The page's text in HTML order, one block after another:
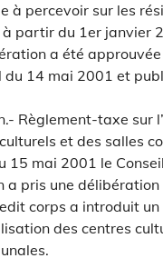
à percevoir sur les
à partir du 1er janvier
a été
14 mai 2001 et
Règlement-taxe sur
et des salles
15 mai 2001 le
a pris une
corps a introduit
des centres